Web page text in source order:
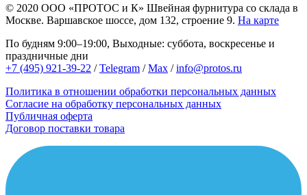
© 2020 ООО «ПРОТОС и К» Швейная фурнитура со склада в
Москве. Варшавское шоссе, дом 132, строение 9. На карте
По будням 9:00–19:00, Выходные: суббота, воскресенье и
праздничные дни
+7 (495) 921-39-22 /Telegram /Max /info@protos.ru
Политика в отношении обработки персональных данных
Согласие на обработку персональных данных
Публичная оферта
Договор поставки товара